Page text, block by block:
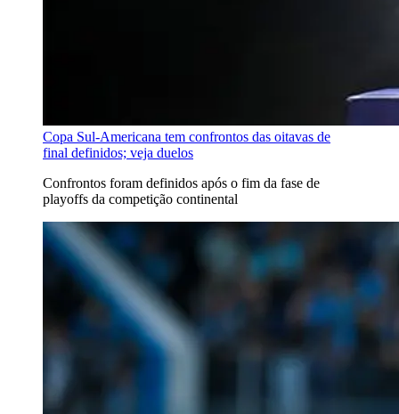
Copa Sul-Americana tem confrontos das oitavas de
final definidos; veja duelos
Confrontos foram definidos após o fim da fase de
playoffs da competição continental